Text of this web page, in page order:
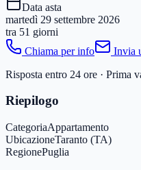
Data asta
martedì 29 settembre 2026
tra 51 giorni
Chiama per info
Invia
Risposta entro 24 ore · Prima
Riepilogo
CategoriaAppartamento
UbicazioneTaranto (TA)
RegionePuglia